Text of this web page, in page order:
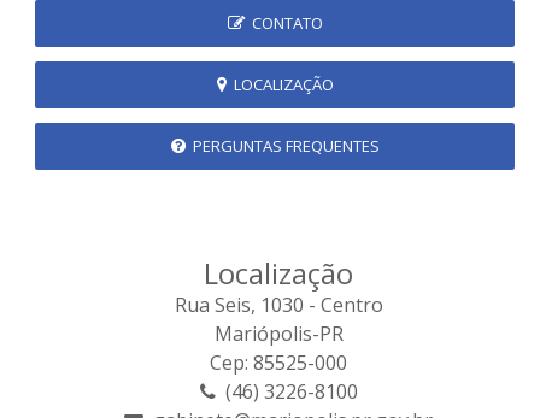
CONTATO
LOCALIZAÇÃO
PERGUNTAS FREQUENTES
Localização
Rua Seis, 1030 - Centro
Mariópolis-PR
Cep: 85525-000
(46) 3226-8100